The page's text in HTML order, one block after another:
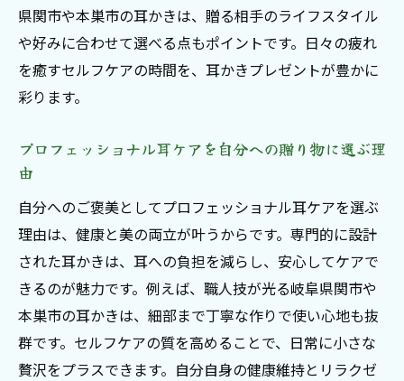
県関市や本巣市の耳かきは、贈る相手のライフスタイル
や好みに合わせて選べる点もポイントです。日々の疲れ
を癒すセルフケアの時間を、耳かきプレゼントが豊かに
彩ります。
プロフェッショナル耳ケアを自分への贈り物に選ぶ理
由
自分へのご褒美としてプロフェッショナル耳ケアを選ぶ
理由は、健康と美の両立が叶うからです。専門的に設計
された耳かきは、耳への負担を減らし、安心してケアで
きるのが魅力です。例えば、職人技が光る岐阜県関市や
本巣市の耳かきは、細部まで丁寧な作りで使い心地も抜
群です。セルフケアの質を高めることで、日常に小さな
贅沢をプラスできます。自分自身の健康維持とリラクゼ